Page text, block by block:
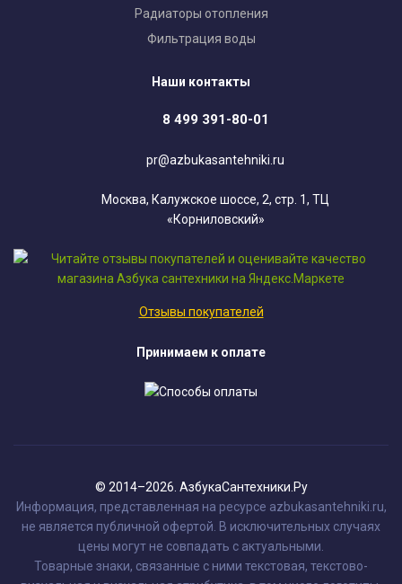
Радиаторы отопления
Фильтрация воды
Наши контакты
8 499 391-80-01
pr@azbukasantehniki.ru
Москва, Калужское шоссе, 2, стр. 1, ТЦ
«Корниловский»
Отзывы покупателей
Принимаем к оплате
© 2014–2026. АзбукаСантехники.Ру
Информация, представленная на ресурсе azbukasantehniki.ru,
не является публичной офертой. В исключительных случаях
цены могут не совпадать с актуальными.
Товарные знаки, связанные с ними текстовая, текстово-